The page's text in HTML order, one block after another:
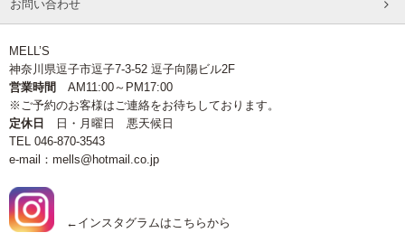
お問い合わせ
MELL’S
神奈川県逗子市逗子7-3-52 逗子向陽ビル2F
営業時間
AM11:00～PM17:00
※ご予約のお客様はご連絡をお待ちしております。
定休日
日・月曜日 悪天候日
TEL 046-870-3543
e-mail：mells@hotmail.co.jp
←インスタグラムはこちらから